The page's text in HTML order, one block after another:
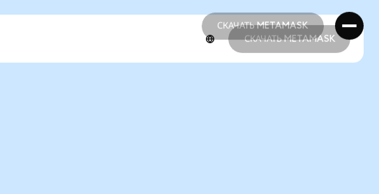
СКАЧАТЬ METAMASK
СКАЧАТЬ METAMASK
СКАЧАТЬ METAMASK